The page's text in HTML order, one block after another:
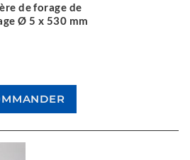
de forage de
Ø 5 x 530 mm